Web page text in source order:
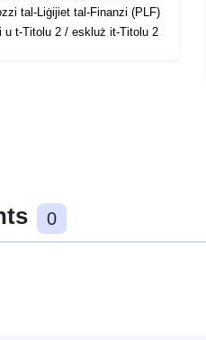
tal-Liġijiet tal-Finanzi (PLF)
u t-Titolu 2 / eskluż it-Titolu 2
0